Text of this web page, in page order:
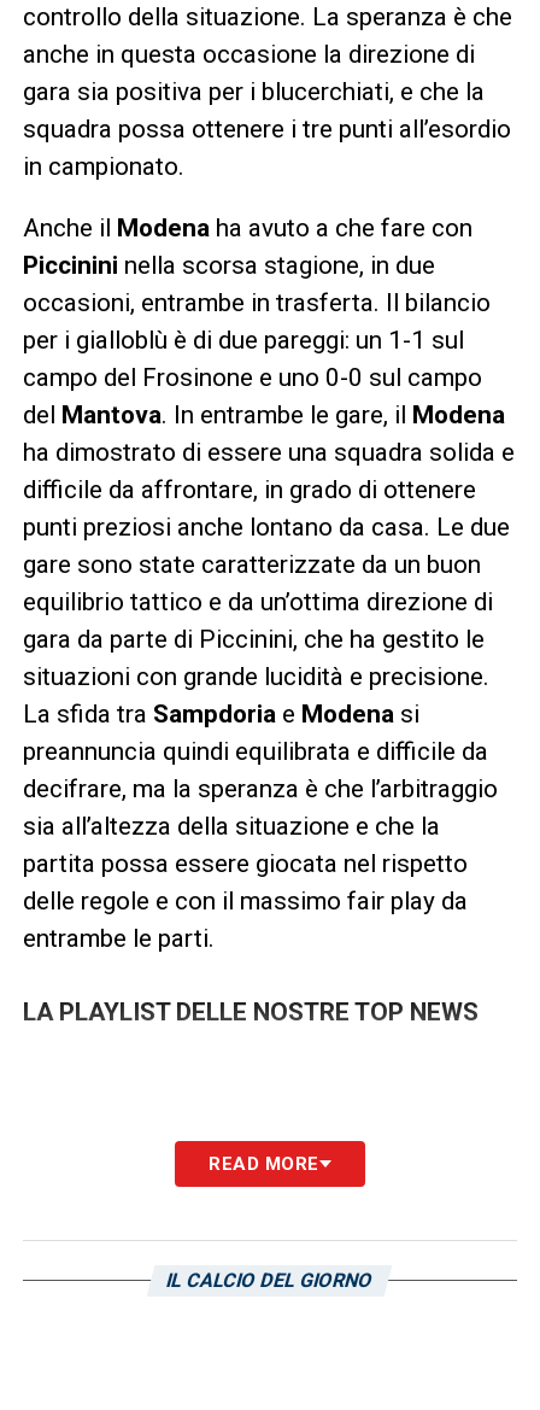
controllo della situazione. La speranza è che
anche in questa occasione la direzione di
gara sia positiva per i blucerchiati, e che la
squadra possa ottenere i tre punti all’esordio
in campionato.
Anche il Modenaha avuto a che fare con
Piccinini nella scorsa stagione, in due
occasioni, entrambe in trasferta. Il bilancio
per i gialloblù è di due pareggi: un 1-1 sul
campo del Frosinone e uno 0-0 sul campo
del Mantova. In entrambe le gare, il Modena
ha dimostrato di essere una squadra solida e
difficile da affrontare, in grado di ottenere
punti preziosi anche lontano da casa. Le due
gare sono state caratterizzate da un buon
equilibrio tattico e da un’ottima direzione di
gara da parte di Piccinini, che ha gestito le
situazioni con grande lucidità e precisione.
La sfida tra Sampdoriae Modenasi
preannuncia quindi equilibrata e difficile da
decifrare, ma la speranza è che l’arbitraggio
sia all’altezza della situazione e che la
partita possa essere giocata nel rispetto
delle regole e con il massimo fair play da
entrambe le parti.
LA PLAYLIST DELLE NOSTRE TOP NEWS
READ MORE
IL CALCIO DEL GIORNO